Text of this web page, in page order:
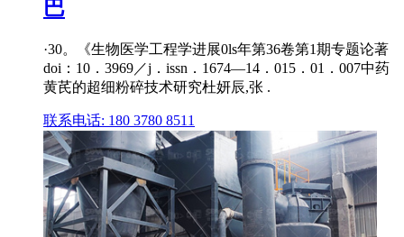
巴
·30。《生物医学工程学进展0ls年第36卷第1期专题论著
doi：10．3969／j．issn．1674—14．015．01．007中药
黄芪的超细粉碎技术研究杜妍辰,张 .
联系电话: 180 3780 8511